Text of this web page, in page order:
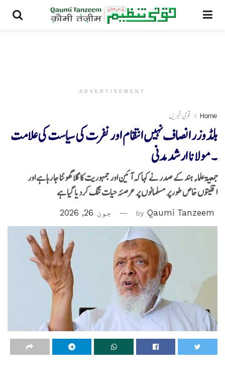
ADVERTISEMENT
Home قومی خبریں
بلڈوزر انصاف نہیں انتقام اور نفرت کی سیاست کی علامت
۔مولانا ارشد مدنی
جمعیۃعلماء ہند کے صدر نے کہا کہ آئین اور جمہوریت کا گلا گھونٹا جا رہا ہے اور
اقلیتوں خاص طورپر مسلمانوں پر عرصئہ حیات تنگ کردیا گیا ہے
by Qaumi Tanzeem جون 26, 2026